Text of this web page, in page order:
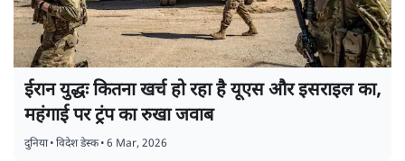
ईरान युद्धः कितना खर्च हो रहा है यूएस और इसराइल का,
महंगाई पर ट्रंप का रुखा जवाब
दुनिया•विदेश डेस्क•6 Mar, 2026